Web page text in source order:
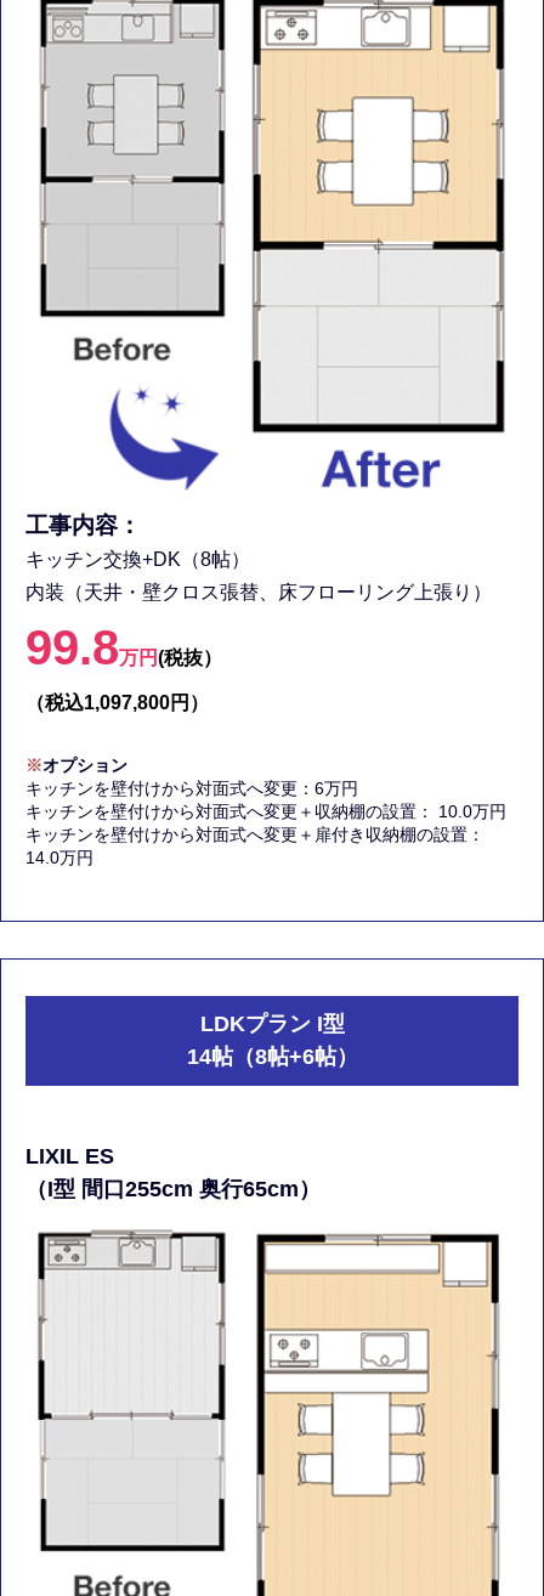
工事内容：
キッチン交換+DK（8帖）
内装（天井・壁クロス張替、床フローリング上張り）
99.8万円(税抜）
（税込1,097,800円）
※オプション
キッチンを壁付けから対面式へ変更：6万円
キッチンを壁付けから対面式へ変更＋収納棚の設置： 10.0万円
キッチンを壁付けから対面式へ変更＋扉付き収納棚の設置：
14.0万円
LDKプラン I型
14帖（8帖+6帖）
LIXIL ES
（I型 間口255cm 奥行65cm）